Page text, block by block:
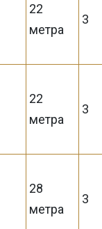
22
метра
3
22
метра
3
28
метра
3